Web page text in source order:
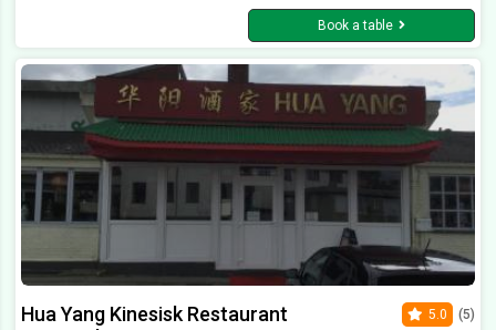
Book a table
Hua Yang Kinesisk Restaurant
5.0 (5)